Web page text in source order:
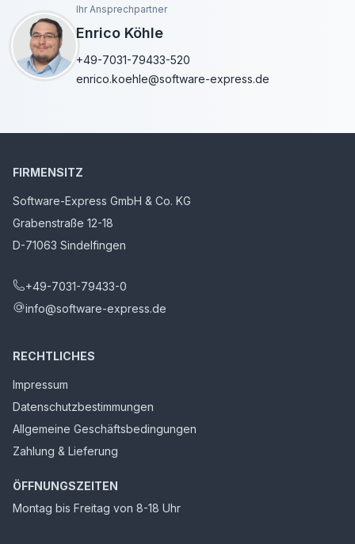
Ihr Ansprechpartner
Enrico Köhle
+49-7031-79433-520
enrico.koehle@software-express.de
FIRMENSITZ
Software-Express GmbH & Co. KG
Grabenstraße 12-18
D-71063 Sindelfingen
+49-7031-79433-0
info@software-express.de
RECHTLICHES
Impressum
Datenschutzbestimmungen
Allgemeine Geschäftsbedingungen
Zahlung & Lieferung
ÖFFNUNGSZEITEN
Montag bis Freitag von 8-18 Uhr